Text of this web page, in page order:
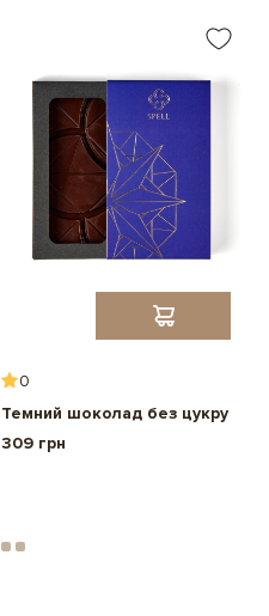
0
Темний шоколад без цукру
309 грн